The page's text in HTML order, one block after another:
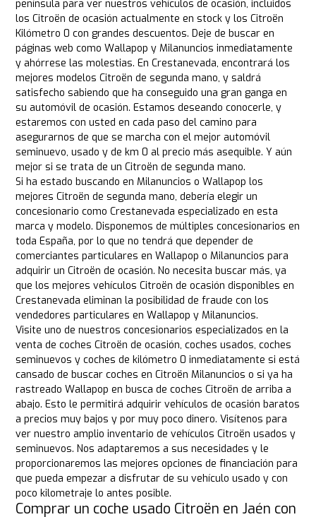
península para ver nuestros vehículos de ocasión, incluidos
los Citroën de ocasión actualmente en stock y los Citroën
Kilómetro 0 con grandes descuentos. Deje de buscar en
páginas web como Wallapop y Milanuncios inmediatamente
y ahórrese las molestias. En Crestanevada, encontrará los
mejores modelos Citroën de segunda mano, y saldrá
satisfecho sabiendo que ha conseguido una gran ganga en
su automóvil de ocasión. Estamos deseando conocerle, y
estaremos con usted en cada paso del camino para
asegurarnos de que se marcha con el mejor automóvil
seminuevo, usado y de km 0 al precio más asequible. Y aún
mejor si se trata de un Citroën de segunda mano.
Si ha estado buscando en Milanuncios o Wallapop los
mejores Citroën de segunda mano, debería elegir un
concesionario como Crestanevada especializado en esta
marca y modelo. Disponemos de múltiples concesionarios en
toda España, por lo que no tendrá que depender de
comerciantes particulares en Wallapop o Milanuncios para
adquirir un Citroën de ocasión. No necesita buscar más, ya
que los mejores vehículos Citroën de ocasión disponibles en
Crestanevada eliminan la posibilidad de fraude con los
vendedores particulares en Wallapop y Milanuncios.
Visite uno de nuestros concesionarios especializados en la
venta de coches Citroën de ocasión, coches usados, coches
seminuevos y coches de kilómetro 0 inmediatamente si está
cansado de buscar coches en Citroën Milanuncios o si ya ha
rastreado Wallapop en busca de coches Citroën de arriba a
abajo. Esto le permitirá adquirir vehículos de ocasión baratos
a precios muy bajos y por muy poco dinero. Visítenos para
ver nuestro amplio inventario de vehículos Citroën usados y
seminuevos. Nos adaptaremos a sus necesidades y le
proporcionaremos las mejores opciones de financiación para
que pueda empezar a disfrutar de su vehículo usado y con
poco kilometraje lo antes posible.
Comprar un coche usado Citroën en Jaén con